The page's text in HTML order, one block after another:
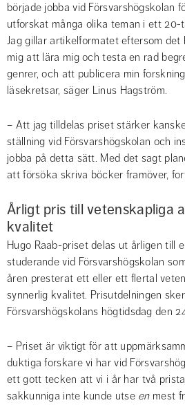
började jobba vid Försvarshögskolan
utforskat många olika teman i ett 20-
Jag gillar artikelformatet eftersom
mig att lära mig och testa en rad
genrer, och att publicera min
läsekretsar, säger Linus Hagström.
– Att jag tilldelas priset stärker
ställning vid Försvarshögskolan och
jobba på detta sätt. Med det sagt
att försöka skriva böcker framöver,
Årligt pris till vetenskapliga
kvalitet
Hugo Raab-priset delas ut årligen till
studerande vid Försvarshögskolan
åren presterat ett eller ett flertal
synnerlig kvalitet. Prisutdelningen
Försvarshögskolans högtidsdag den
– Priset är viktigt för att
duktiga forskare vi har vid
ett gott tecken att vi i år har två
sakkunniga inte kunde utse en mest